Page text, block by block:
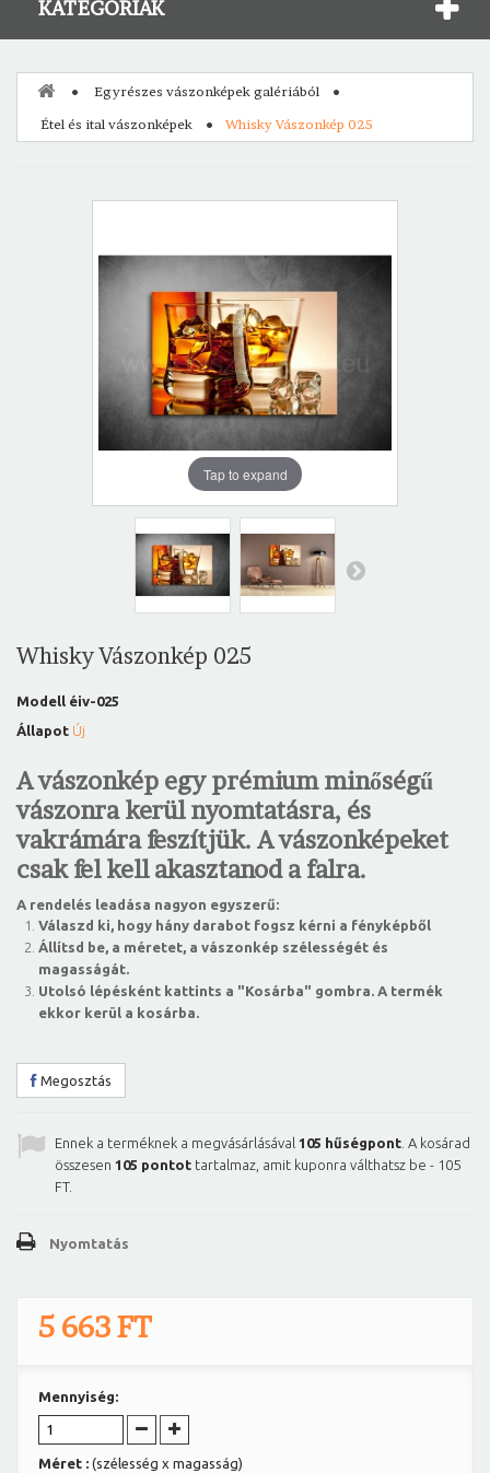
KATEGÓRIÁK
Egyrészes vászonképek galériából
Étel és ital vászonképek
Whisky Vászonkép 025
Tap to expand
Whisky Vászonkép 025
Modell éiv-025
Állapot Új
A vászonkép egy prémium minőségű
vászonra kerül nyomtatásra, és
vakrámára feszítjük. A vászonképeket
csak fel kell akasztanod a falra.
A rendelés leadása nagyon egyszerű:
Válaszd ki, hogy hány darabot fogsz kérni a fényképből
Állítsd be, a méretet, a vászonkép szélességét és
magasságát.
Utolsó lépésként kattints a "Kosárba" gombra. A termék
ekkor kerül a kosárba.
Megosztás
Ennek a terméknek a megvásárlásával 105 hűségpont . A kosárad
összesen 105 pontot tartalmaz, amit kuponra válthatsz be - 105
FT.
Nyomtatás
5 663 FT
Mennyiség:
Méret : (szélesség x magasság)